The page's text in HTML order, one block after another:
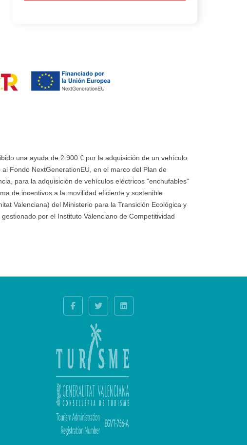
una ayuda de 2.900 € por la adquisición de un vehículo
Fondo NextGenerationEU, en el marco del Plan de
para la adquisición de vehículos eléctricos "enchufables"
de incentivos a la movilidad eficiente y sostenible
Valenciana) del Ministerio para la Transición Ecológica y
por el Instituto Valenciano de Competitividad